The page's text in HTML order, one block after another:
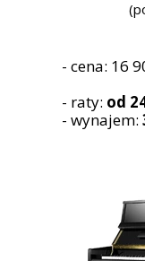
- cena: 16
- raty: od
- wynajem: